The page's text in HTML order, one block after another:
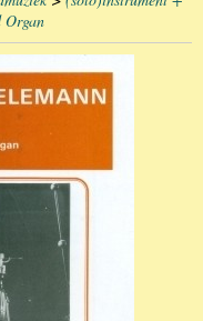
Organ